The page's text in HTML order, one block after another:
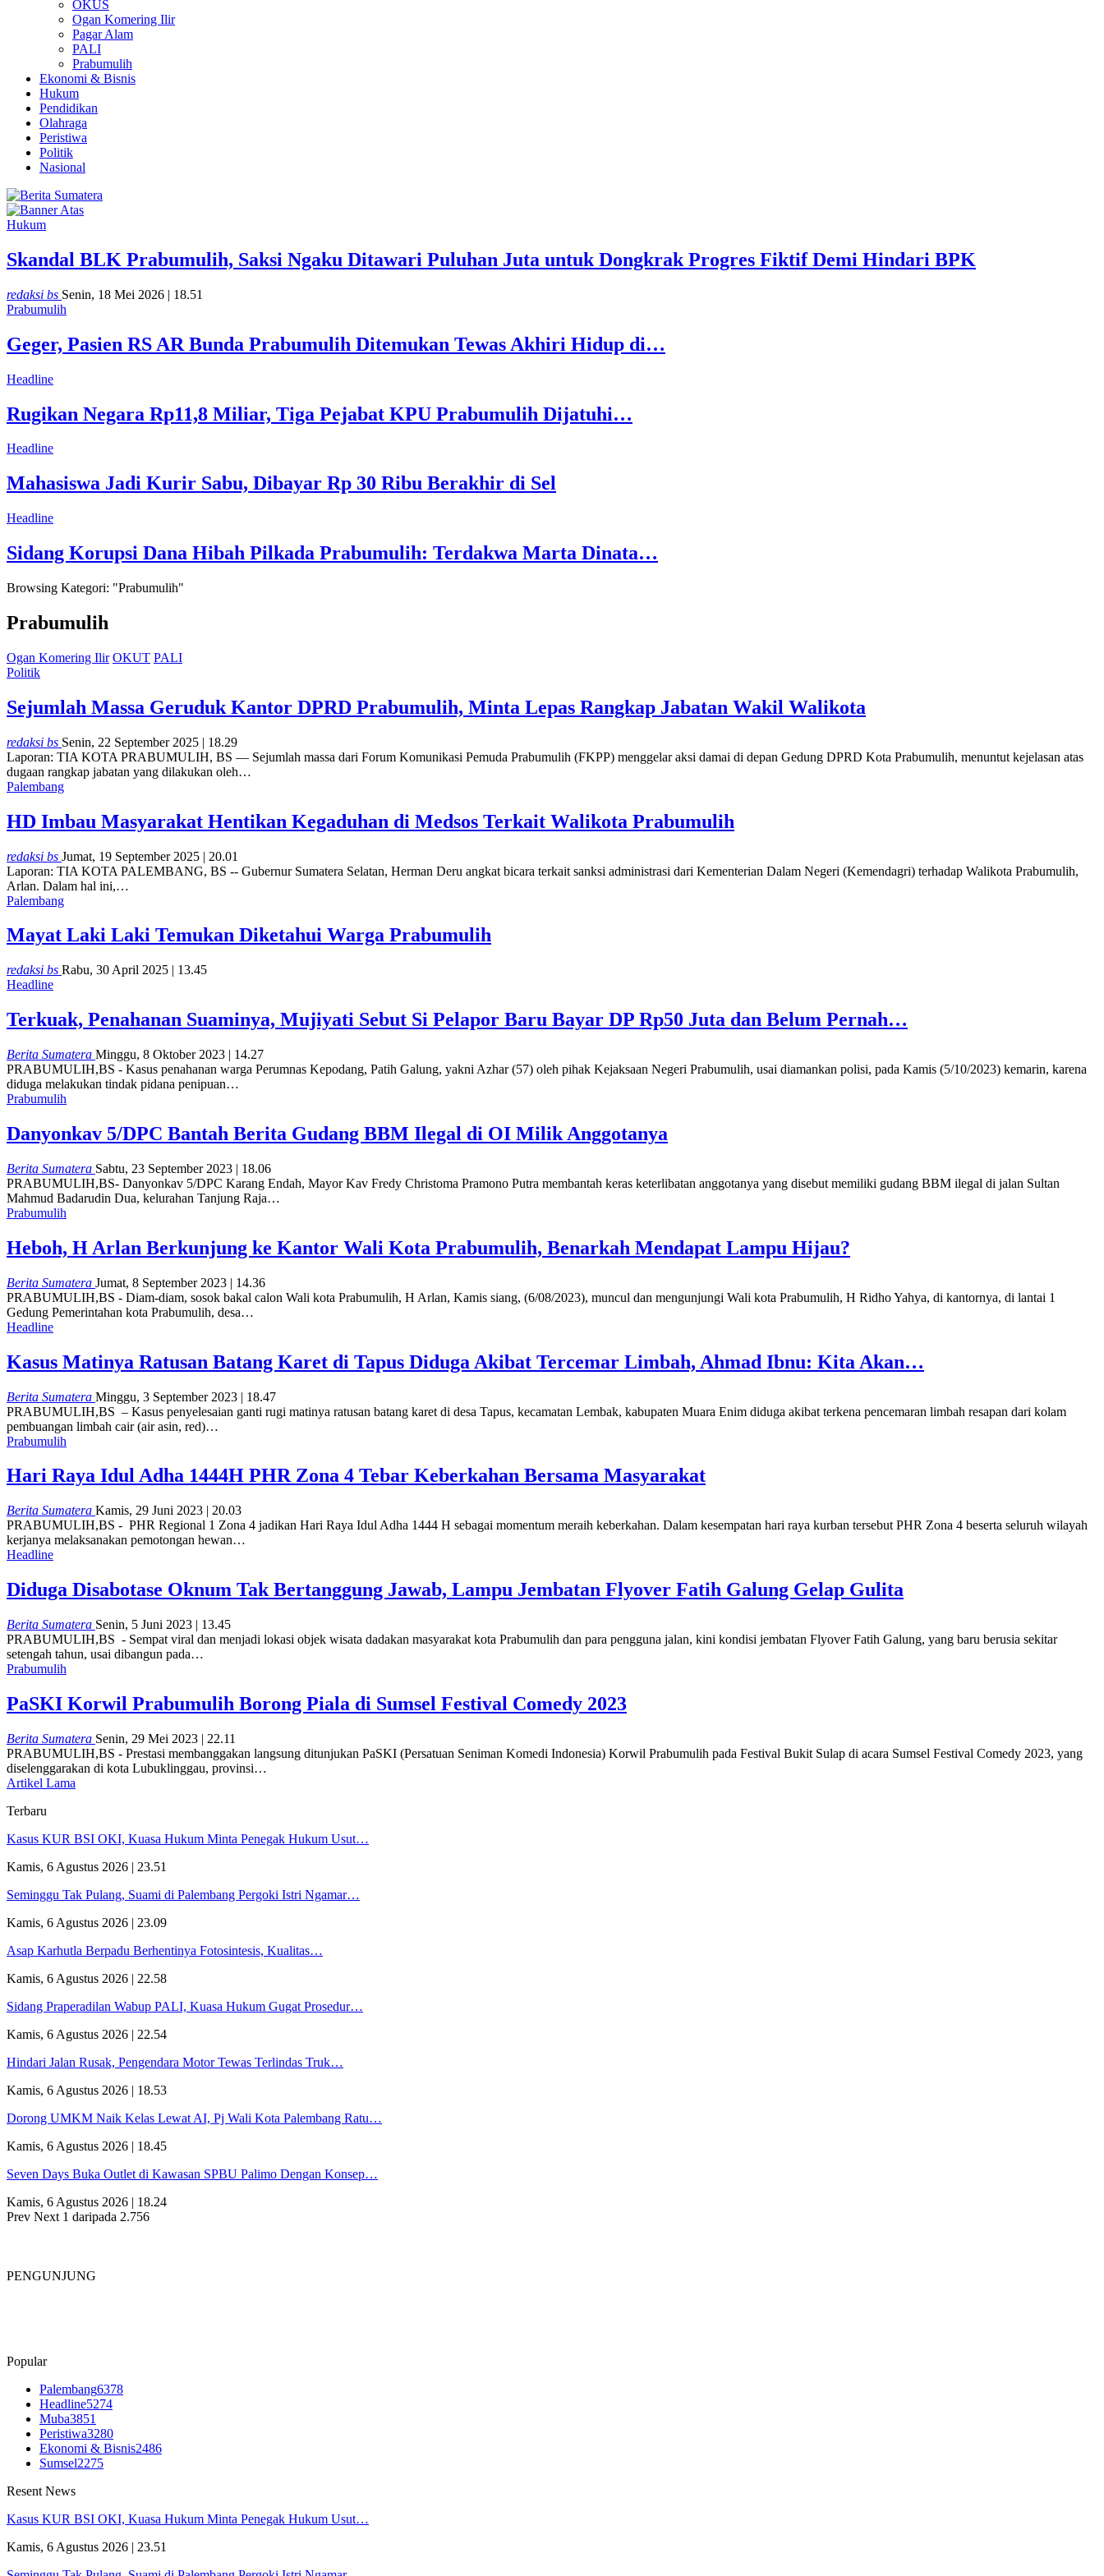
OKUS
Ogan Komering Ilir
Pagar Alam
PALI
Prabumulih
Ekonomi & Bisnis
Hukum
Pendidikan
Olahraga
Peristiwa
Politik
Nasional
Hukum
Skandal BLK Prabumulih, Saksi Ngaku Ditawari Puluhan Juta untuk Dongkrak Progres Fiktif Demi Hindari BPK
redaksi bs Senin, 18 Mei 2026 | 18.51
Prabumulih
Geger, Pasien RS AR Bunda Prabumulih Ditemukan Tewas Akhiri Hidup di…
Headline
Rugikan Negara Rp11,8 Miliar, Tiga Pejabat KPU Prabumulih Dijatuhi…
Headline
Mahasiswa Jadi Kurir Sabu, Dibayar Rp 30 Ribu Berakhir di Sel
Headline
Sidang Korupsi Dana Hibah Pilkada Prabumulih: Terdakwa Marta Dinata…
Browsing Kategori: "Prabumulih"
Prabumulih
Ogan Komering Ilir OKUT PALI
Politik
Sejumlah Massa Geruduk Kantor DPRD Prabumulih, Minta Lepas Rangkap Jabatan Wakil Walikota
redaksi bs Senin, 22 September 2025 | 18.29
Laporan: TIA KOTA PRABUMULIH, BS — Sejumlah massa dari Forum Komunikasi Pemuda Prabumulih (FKPP) menggelar aksi damai di depan Gedung DPRD Kota Prabumulih, menuntut kejelasan atas
dugaan rangkap jabatan yang dilakukan oleh…
Palembang
HD Imbau Masyarakat Hentikan Kegaduhan di Medsos Terkait Walikota Prabumulih
redaksi bs Jumat, 19 September 2025 | 20.01
Laporan: TIA KOTA PALEMBANG, BS -- Gubernur Sumatera Selatan, Herman Deru angkat bicara terkait sanksi administrasi dari Kementerian Dalam Negeri (Kemendagri) terhadap Walikota Prabumulih,
Arlan. Dalam hal ini,…
Palembang
Mayat Laki Laki Temukan Diketahui Warga Prabumulih
redaksi bs Rabu, 30 April 2025 | 13.45
Headline
Terkuak, Penahanan Suaminya, Mujiyati Sebut Si Pelapor Baru Bayar DP Rp50 Juta dan Belum Pernah…
Berita Sumatera Minggu, 8 Oktober 2023 | 14.27
PRABUMULIH,BS - Kasus penahanan warga Perumnas Kepodang, Patih Galung, yakni Azhar (57) oleh pihak Kejaksaan Negeri Prabumulih, usai diamankan polisi, pada Kamis (5/10/2023) kemarin, karena
diduga melakukan tindak pidana penipuan…
Prabumulih
Danyonkav 5/DPC Bantah Berita Gudang BBM Ilegal di OI Milik Anggotanya
Berita Sumatera Sabtu, 23 September 2023 | 18.06
PRABUMULIH,BS- Danyonkav 5/DPC Karang Endah, Mayor Kav Fredy Christoma Pramono Putra membantah keras keterlibatan anggotanya yang disebut memiliki gudang BBM ilegal di jalan Sultan
Mahmud Badarudin Dua, kelurahan Tanjung Raja…
Prabumulih
Heboh, H Arlan Berkunjung ke Kantor Wali Kota Prabumulih, Benarkah Mendapat Lampu Hijau?
Berita Sumatera Jumat, 8 September 2023 | 14.36
PRABUMULIH,BS - Diam-diam, sosok bakal calon Wali kota Prabumulih, H Arlan, Kamis siang, (6/08/2023), muncul dan mengunjungi Wali kota Prabumulih, H Ridho Yahya, di kantornya, di lantai 1
Gedung Pemerintahan kota Prabumulih, desa…
Headline
Kasus Matinya Ratusan Batang Karet di Tapus Diduga Akibat Tercemar Limbah, Ahmad Ibnu: Kita Akan…
Berita Sumatera Minggu, 3 September 2023 | 18.47
PRABUMULIH,BS – Kasus penyelesaian ganti rugi matinya ratusan batang karet di desa Tapus, kecamatan Lembak, kabupaten Muara Enim diduga akibat terkena pencemaran limbah resapan dari kolam
pembuangan limbah cair (air asin, red)…
Prabumulih
Hari Raya Idul Adha 1444H PHR Zona 4 Tebar Keberkahan Bersama Masyarakat
Berita Sumatera Kamis, 29 Juni 2023 | 20.03
PRABUMULIH,BS - PHR Regional 1 Zona 4 jadikan Hari Raya Idul Adha 1444 H sebagai momentum meraih keberkahan. Dalam kesempatan hari raya kurban tersebut PHR Zona 4 beserta seluruh wilayah
kerjanya melaksanakan pemotongan hewan…
Headline
Diduga Disabotase Oknum Tak Bertanggung Jawab, Lampu Jembatan Flyover Fatih Galung Gelap Gulita
Berita Sumatera Senin, 5 Juni 2023 | 13.45
PRABUMULIH,BS - Sempat viral dan menjadi lokasi objek wisata dadakan masyarakat kota Prabumulih dan para pengguna jalan, kini kondisi jembatan Flyover Fatih Galung, yang baru berusia sekitar
setengah tahun, usai dibangun pada…
Prabumulih
PaSKI Korwil Prabumulih Borong Piala di Sumsel Festival Comedy 2023
Berita Sumatera Senin, 29 Mei 2023 | 22.11
PRABUMULIH,BS - Prestasi membanggakan langsung ditunjukan PaSKI (Persatuan Seniman Komedi Indonesia) Korwil Prabumulih pada Festival Bukit Sulap di acara Sumsel Festival Comedy 2023, yang
diselenggarakan di kota Lubuklinggau, provinsi…
Artikel Lama
Terbaru
Kasus KUR BSI OKI, Kuasa Hukum Minta Penegak Hukum Usut…
Kamis, 6 Agustus 2026 | 23.51
Seminggu Tak Pulang, Suami di Palembang Pergoki Istri Ngamar…
Kamis, 6 Agustus 2026 | 23.09
Asap Karhutla Berpadu Berhentinya Fotosintesis, Kualitas…
Kamis, 6 Agustus 2026 | 22.58
Sidang Praperadilan Wabup PALI, Kuasa Hukum Gugat Prosedur…
Kamis, 6 Agustus 2026 | 22.54
Hindari Jalan Rusak, Pengendara Motor Tewas Terlindas Truk…
Kamis, 6 Agustus 2026 | 18.53
Dorong UMKM Naik Kelas Lewat AI, Pj Wali Kota Palembang Ratu…
Kamis, 6 Agustus 2026 | 18.45
Seven Days Buka Outlet di Kawasan SPBU Palimo Dengan Konsep…
Kamis, 6 Agustus 2026 | 18.24
Prev Next 1 daripada 2.756
PENGUNJUNG
Popular
Palembang6378
Headline5274
Muba3851
Peristiwa3280
Ekonomi & Bisnis2486
Sumsel2275
Resent News
Kasus KUR BSI OKI, Kuasa Hukum Minta Penegak Hukum Usut…
Kamis, 6 Agustus 2026 | 23.51